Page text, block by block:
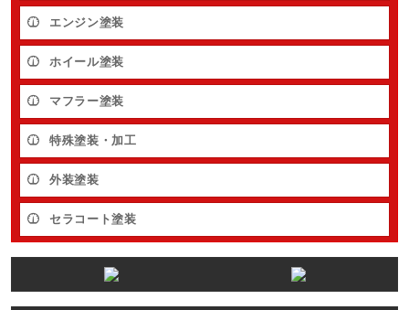
エンジン塗装
ホイール塗装
マフラー塗装
特殊塗装・加工
外装塗装
セラコート塗装